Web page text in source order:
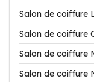
Salon de coiffure
Salon de coiffure
Salon de coiffure
Salon de coiffure